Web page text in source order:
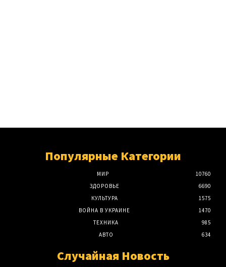
Популярные Категории
МИР
10760
ЗДОРОВЬЕ
6690
КУЛЬТУРА
1575
ВОЙНА В УКРАИНЕ
1470
ТЕХНИКА
985
АВТО
634
Случайная Новость